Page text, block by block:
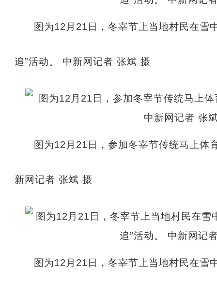
图为12月21日，冬宰节上当地村民在雪
追”活动。 中新网记者 张斌 摄
图为12月21日，参加冬宰节传统马上体
新网记者 张斌 摄
图为12月21日，冬宰节上当地村民在雪